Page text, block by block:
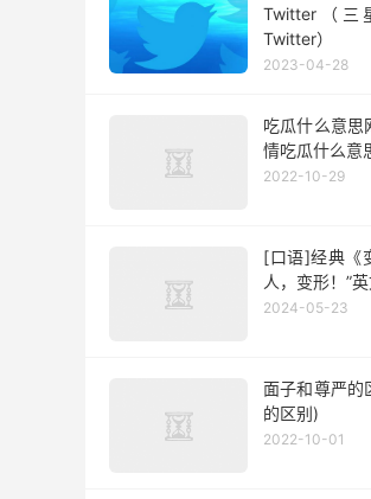
Twitter（三
Twitter）
2023-04-28
吃瓜什么意思
情吃瓜什么意
2022-10-29
[口语]经典《
人，变形！”
2024-05-23
面子和尊严的
的区别)
2022-10-01